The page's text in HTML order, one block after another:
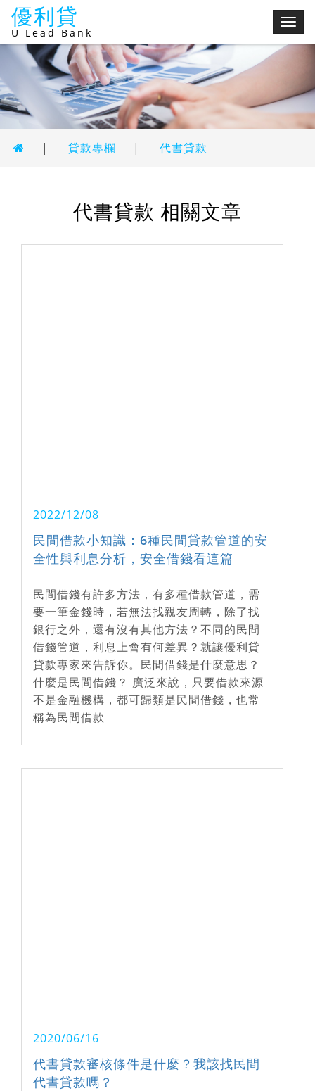
切
優利貸
U Lead Bank
| 貸款專欄 | 代書貸款
代書貸款 相關文章
2022/12/08
民間借款小知識：6種民間貸款管道的安
全性與利息分析，安全借錢看這篇
民間借錢有許多方法，有多種借款管道，需
要一筆金錢時，若無法找親友周轉，除了找
銀行之外，還有沒有其他方法？不同的民間
借錢管道，利息上會有何差異？就讓優利貸
貸款專家來告訴你。民間借錢是什麼意思？
什麼是民間借錢？ 廣泛來說，只要借款來源
不是金融機構，都可歸類是民間借錢，也常
稱為民間借款
2020/06/16
代書貸款審核條件是什麼？我該找民間
代書貸款嗎？